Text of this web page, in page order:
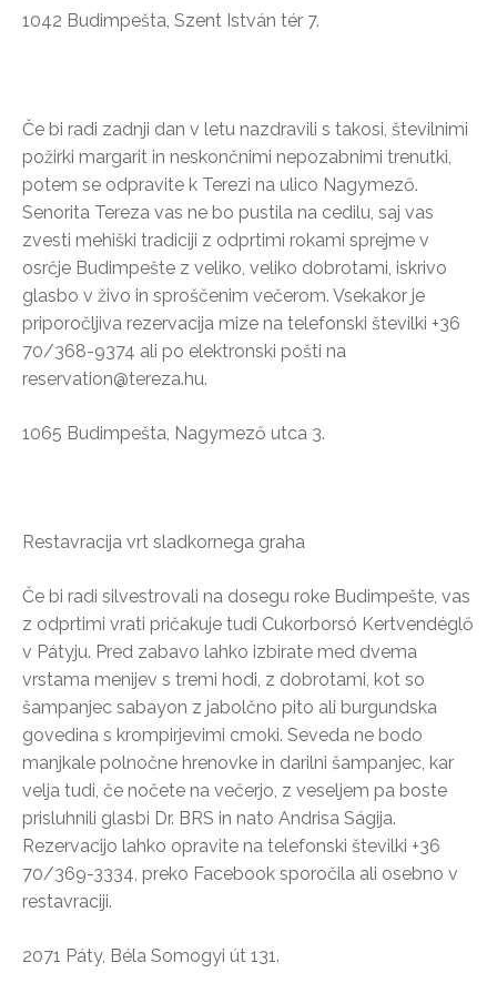
1042 Budimpešta, Szent István tér 7.
Če bi radi zadnji dan v letu nazdravili s takosi, številnimi
požirki margarit in neskončnimi nepozabnimi trenutki,
potem se odpravite k Terezi na ulico Nagymező.
Senorita Tereza vas ne bo pustila na cedilu, saj vas
zvesti mehiški tradiciji z odprtimi rokami sprejme v
osrčje Budimpešte z veliko, veliko dobrotami, iskrivo
glasbo v živo in sproščenim večerom. Vsekakor je
priporočljiva rezervacija mize na telefonski številki +36
70/368-9374 ali po elektronski pošti na
reservation@tereza.hu.
1065 Budimpešta, Nagymező utca 3.
Restavracija vrt sladkornega graha
Če bi radi silvestrovali na dosegu roke Budimpešte, vas
z odprtimi vrati pričakuje tudi Cukorborsó Kertvendéglő
v Pátyju. Pred zabavo lahko izbirate med dvema
vrstama menijev s tremi hodi, z dobrotami, kot so
šampanjec sabayon z jabolčno pito ali burgundska
govedina s krompirjevimi cmoki. Seveda ne bodo
manjkale polnočne hrenovke in darilni šampanjec, kar
velja tudi, če nočete na večerjo, z veseljem pa boste
prisluhnili glasbi Dr. BRS in nato Andrisa Ságija.
Rezervacijo lahko opravite na telefonski številki +36
70/369-3334, preko Facebook sporočila ali osebno v
restavraciji.
2071 Páty, Béla Somogyi út 131.